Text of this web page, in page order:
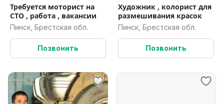
Требуется моторист на
СТО , работа , вакансии
Пинск, Брестская обл.
Позвонить
Художник , колорист для
размешивания красок
Пинск, Брестская обл.
Позвонить